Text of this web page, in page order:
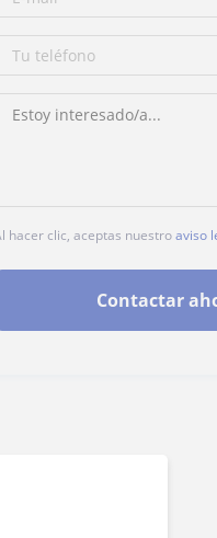
hacer clic, aceptas nuestroaviso
Contactar